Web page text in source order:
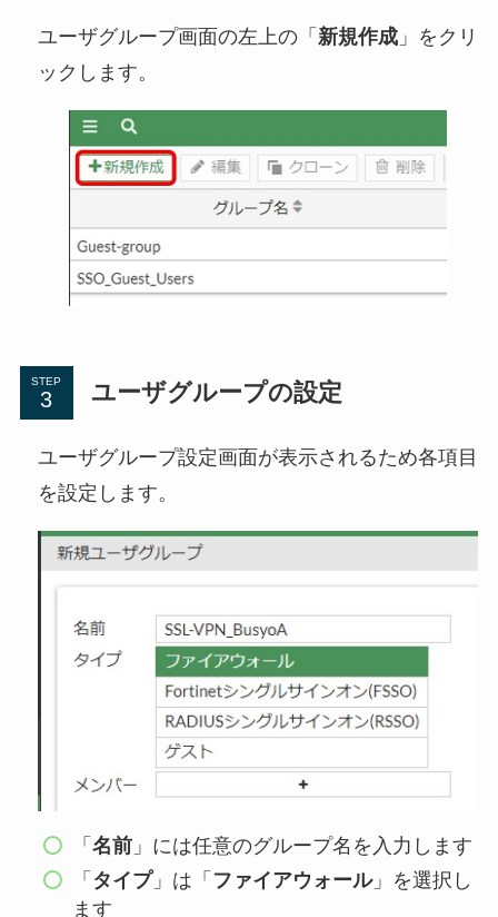
ユーザグループ画面の左上の「 新規作成」をクリ
ックします。
STEP ユーザグループの設定
ユーザグループ設定画面が表示されるため各項目
を設定します。
「名前 」には任意のグループ名を入力します
「 タイプ」は「 ファイアウォール」を選択し
ます